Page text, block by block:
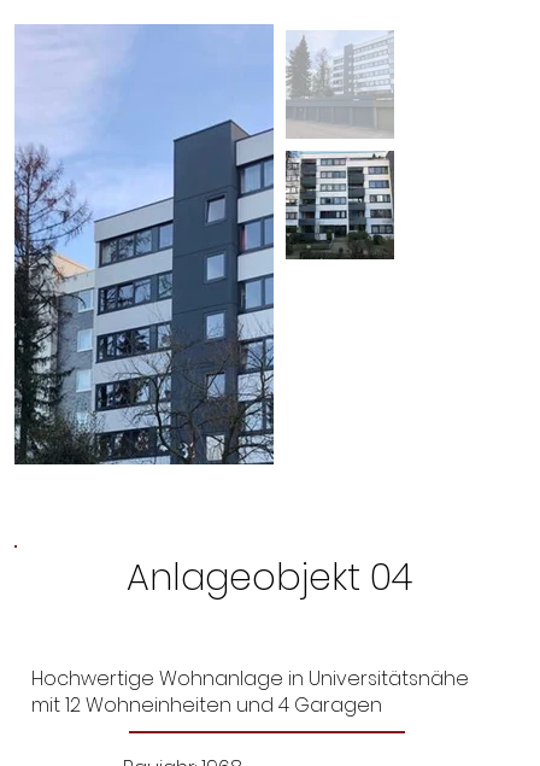
Anlageobjekt 04
Hochwertige Wohnanlage in Universitätsnähe
mit 12 Wohneinheiten und 4 Garagen